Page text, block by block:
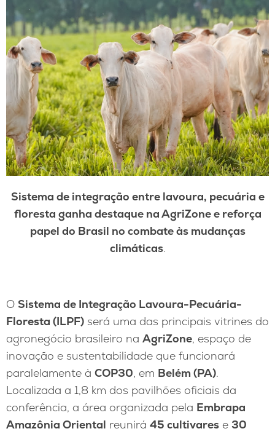
Sistema de integração entre lavoura, pecuária e
floresta ganha destaque na AgriZone e reforça
papel do Brasil no combate às mudanças
climáticas.
O Sistema de Integração Lavoura-Pecuária-
Floresta (ILPF) será uma das principais vitrines do
agronegócio brasileiro na AgriZone, espaço de
inovação e sustentabilidade que funcionará
paralelamente à COP30, em Belém (PA).
Localizada a 1,8 km dos pavilhões oficiais da
conferência, a área organizada pela Embrapa
Amazônia Oriental reunirá 45 cultivares e 30